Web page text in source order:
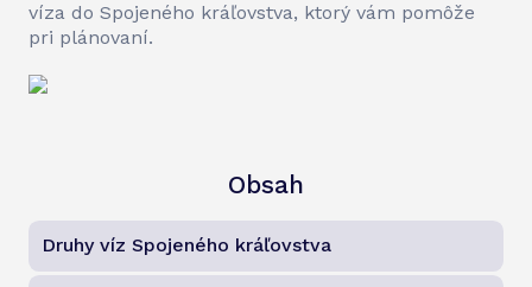
víza do Spojeného kráľovstva, ktorý vám pomôže
pri plánovaní.
Obsah
Druhy víz Spojeného kráľovstva